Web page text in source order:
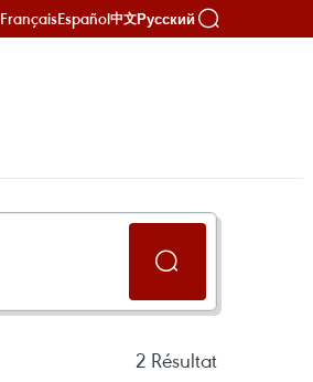
FrançaisEspañol中文Русский
2 Résultat